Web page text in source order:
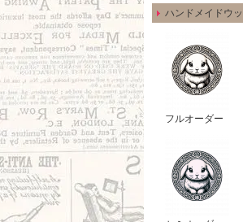
ハンドメイドウ
フルオーダー